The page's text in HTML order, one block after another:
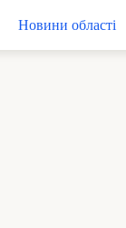
Новини області